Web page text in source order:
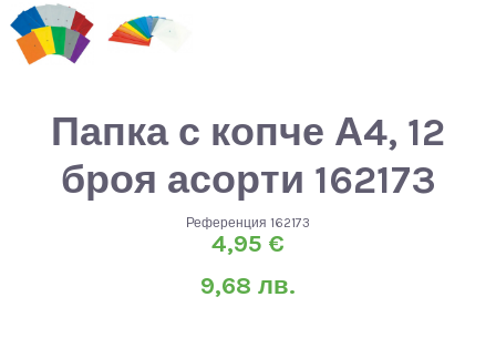
Папка с копче А4, 12
броя асорти 162173
Референция 162173
4,95 €
9,68 лв.